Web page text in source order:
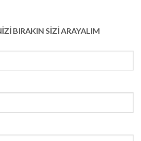
BIRAKIN SİZİ ARAYALIM